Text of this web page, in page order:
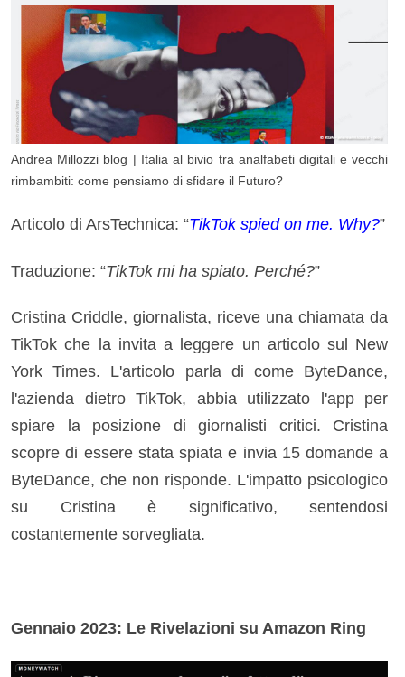
Andrea Millozzi blog | Italia al bivio tra analfabeti digitali e vecchi
rimbambiti: come pensiamo di sfidare il Futuro?
Articolo di ArsTechnica: “TikTokspied on me. Why?”
Traduzione: “TikTok mi ha spiato. Perché?”
Cristina Criddle, giornalista, riceve una chiamata da
TikTok che la invita a leggere un articolo sul New
York Times. L'articolo parla di come ByteDance,
l'azienda dietro TikTok, abbia utilizzato l'app per
spiare la posizione di giornalisti critici. Cristina
scopre di essere stata spiata e invia 15 domande a
ByteDance, che non risponde. L'impatto psicologico
su Cristina è significativo, sentendosi
costantemente sorvegliata.
Gennaio 2023: Le Rivelazioni su Amazon Ring